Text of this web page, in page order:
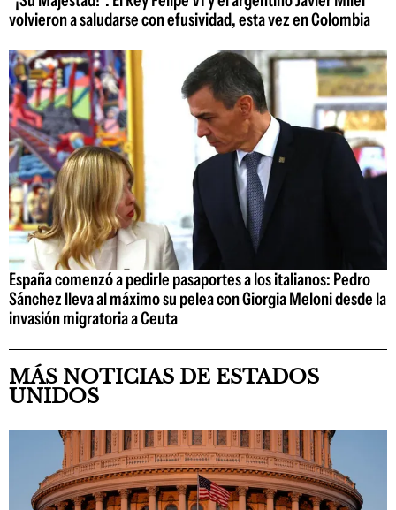
volvieron a saludarse con efusividad, esta vez en Colombia
España comenzó a pedirle pasaportes a los italianos: Pedro
Sánchez lleva al máximo su pelea con Giorgia Meloni desde la
invasión migratoria a Ceuta
MÁS NOTICIAS DE ESTADOS
UNIDOS